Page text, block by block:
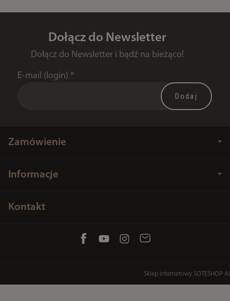
Dołącz do Newsletter
Dołącz do Newsletter i bądź na bieżąco!
E-mail (login) *
Zamówienie
Informacje
Kontakt
Sklep internetowy SOTESHOP AI